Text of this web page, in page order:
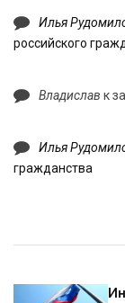
Илья
российского
Владислав к
Илья
гражданства